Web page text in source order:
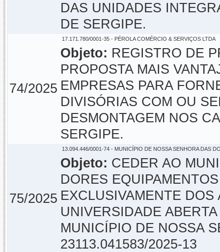
DAS UNIDADES
DE SERGIPE.
74/2025
17.171.780/0001-35 - PÉROLA COMÉRCIO & SERVIÇOS LTDA
Objeto: REGISTRO DE
PROPOSTA MAIS
EMPRESAS PARA
DIVISÓRIAS COM OU
DESMONTAGEM NOS
SERGIPE.
75/2025
13.094.446/0001-74 - MUNICÍPIO DE NOSSA SENHORA DAS
Objeto: CEDER AO
DORES
EXCLUSIVAMENTE
UNIVERSIDADE
MUNICÍPIO DE NOSSA
23113.041583/2025-13